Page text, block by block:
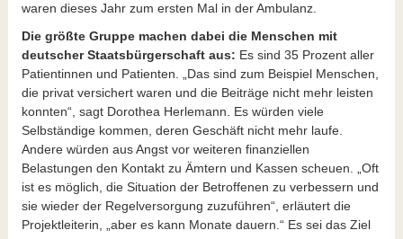
waren dieses Jahr zum ersten Mal in der Ambulanz.
Die größte Gruppe machen dabei die Menschen mit
deutscher Staatsbürgerschaft aus: Es sind 35 Prozent aller
Patientinnen und Patienten. „Das sind zum Beispiel Menschen,
die privat versichert waren und die Beiträge nicht mehr leisten
konnten“, sagt Dorothea Herlemann. Es würden viele
Selbständige kommen, deren Geschäft nicht mehr laufe.
Andere würden aus Angst vor weiteren finanziellen
Belastungen den Kontakt zu Ämtern und Kassen scheuen. „Oft
ist es möglich, die Situation der Betroffenen zu verbessern und
sie wieder der Regelversorgung zuzuführen“, erläutert die
Projektleiterin, „aber es kann Monate dauern.“ Es sei das Ziel